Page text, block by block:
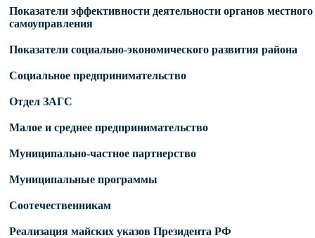
Показатели эффективности деятельности органов местного
самоуправления
Показатели социально-экономического развития района
Социальное предпринимательство
Отдел ЗАГС
Малое и среднее предпринимательство
Муниципально-частное партнерство
Муниципальные программы
Соотечественникам
Реализация майских указов Президента РФ